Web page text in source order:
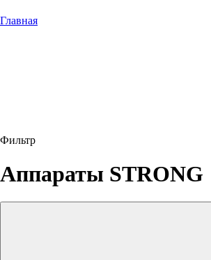
Главная
Фильтр
Аппараты STRONG